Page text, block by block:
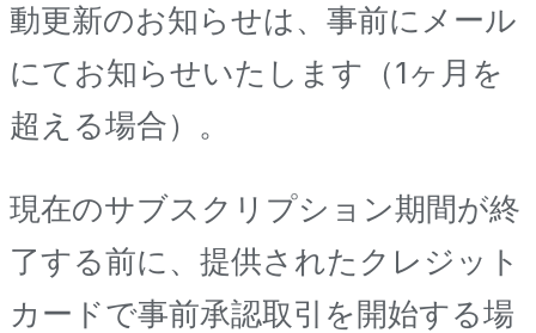
動更新のお知らせは、事前にメール
にてお知らせいたします（1ヶ月を
超える場合）。
現在のサブスクリプション期間が終
了する前に、提供されたクレジット
カードで事前承認取引を開始する場